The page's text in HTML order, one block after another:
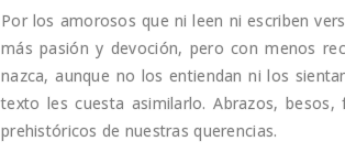
Por los amorosos que ni leen ni escriben
más pasión y devoción, pero con menos
nazca, aunque no los entiendan ni los
texto les cuesta asimilarlo. Abrazos,
prehistóricos de nuestras querencias.